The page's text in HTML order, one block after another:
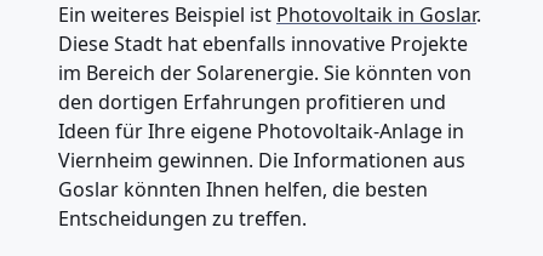
Ein weiteres Beispiel ist Photovoltaik in Goslar.
Diese Stadt hat ebenfalls innovative Projekte
im Bereich der Solarenergie. Sie könnten von
den dortigen Erfahrungen profitieren und
Ideen für Ihre eigene Photovoltaik-Anlage in
Viernheim gewinnen. Die Informationen aus
Goslar könnten Ihnen helfen, die besten
Entscheidungen zu treffen.